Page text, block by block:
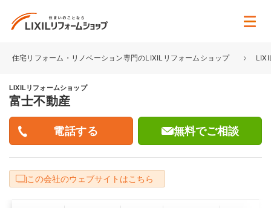
住宅リフォーム・リノベーション専門のLIXILリフォームショップ
LIXILリフォームショップ
富士不動産
無料でご相談
この会社のウェブサイトはこちら